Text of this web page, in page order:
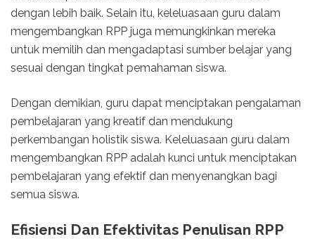
dengan lebih baik. Selain itu, keleluasaan guru dalam
mengembangkan RPP juga memungkinkan mereka
untuk memilih dan mengadaptasi sumber belajar yang
sesuai dengan tingkat pemahaman siswa.
Dengan demikian, guru dapat menciptakan pengalaman
pembelajaran yang kreatif dan mendukung
perkembangan holistik siswa. Keleluasaan guru dalam
mengembangkan RPP adalah kunci untuk menciptakan
pembelajaran yang efektif dan menyenangkan bagi
semua siswa.
Efisiensi Dan Efektivitas Penulisan RPP